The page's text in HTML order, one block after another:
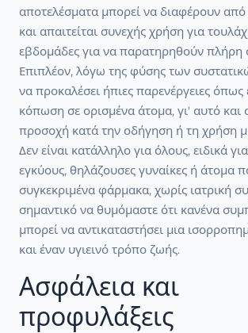
αποτελέσματα μπορεί να διαφέρουν
και απαιτείται συνεχής χρήση για
εβδομάδες για να παρατηρηθούν πλήρη
Επιπλέον, λόγω της φύσης των
να προκαλέσει ήπιες παρενέργειες
κόπωση σε ορισμένα άτομα, γι' αυτό και
προσοχή κατά την οδήγηση ή τη χρήση
Δεν είναι κατάλληλο για όλους, ειδικά
εγκύους, θηλάζουσες γυναίκες ή άτομα
συγκεκριμένα φάρμακα, χωρίς ιατρική
σημαντικό να θυμόμαστε ότι κανένα
μπορεί να αντικαταστήσει μια
και έναν υγιεινό τρόπο ζωής.
Ασφάλεια και
προφυλάξεις